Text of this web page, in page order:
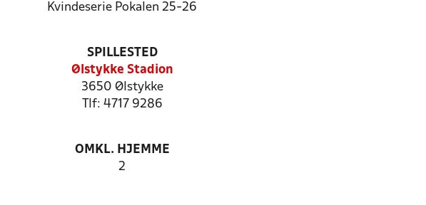
Kvindeserie Pokalen 25-26
SPILLESTED
Ølstykke Stadion
3650 Ølstykke
Tlf: 4717 9286
OMKL. HJEMME
2